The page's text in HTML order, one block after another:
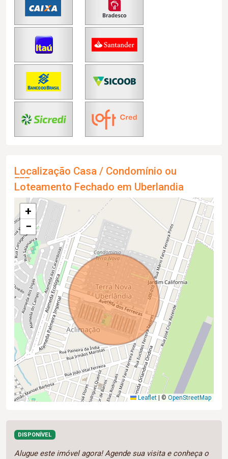
Localização Casa / Condomínio ou
Loteamento Fechado em Uberlandia
+
−
Leaflet © OpenStreetMap
DISPONÍVEL
Alugue este imóvel agora! Agende sua visita e conheça o